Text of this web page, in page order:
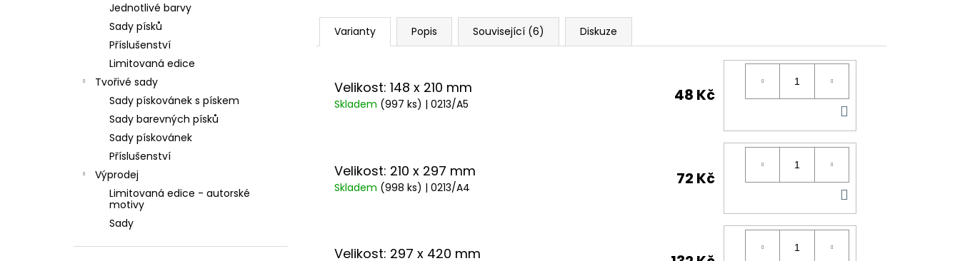
Jednotlivé barvy
Sady písků
Příslušenství
Limitovaná edice
Tvořivé sady
Sady pískovánek s pískem
Sady barevných písků
Sady pískovánek
Příslušenství
Výprodej
Limitovaná edice - autorské
motivy
Sady
Varianty Popis Související (6) Diskuze
Velikost: 148 x 210 mm
Skladem (997 ks) | 0213/A5 48 Kč
KOŠÍKU
Velikost: 210 x 297 mm
Skladem (998 ks) | 0213/A4 72 Kč
KOŠÍKU
Velikost: 297 x 420 mm